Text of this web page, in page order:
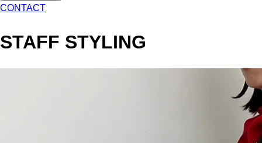
CONTACT
STAFF STYLING